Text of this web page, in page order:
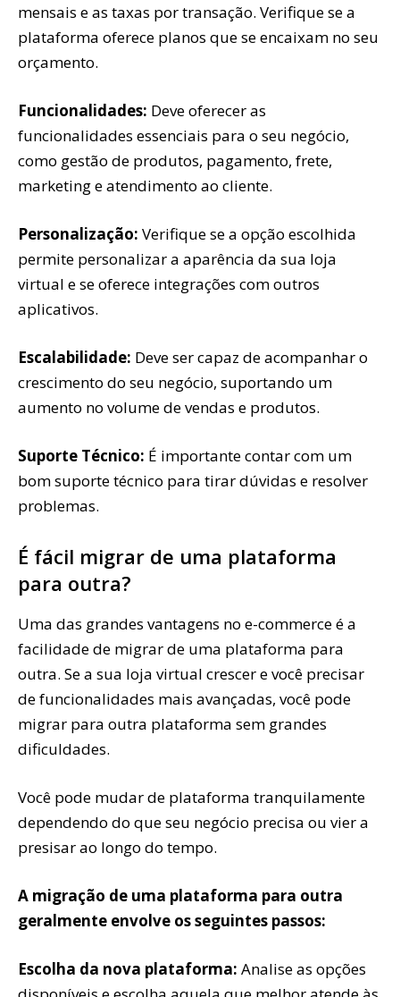
mensais e as taxas por transação. Verifique se a
plataforma oferece planos que se encaixam no seu
orçamento.
Funcionalidades: Deve oferecer as
funcionalidades essenciais para o seu negócio,
como gestão de produtos, pagamento, frete,
marketing e atendimento ao cliente.
Personalização: Verifique se a opção escolhida
permite personalizar a aparência da sua loja
virtual e se oferece integrações com outros
aplicativos.
Escalabilidade: Deve ser capaz de acompanhar o
crescimento do seu negócio, suportando um
aumento no volume de vendas e produtos.
Suporte Técnico: É importante contar com um
bom suporte técnico para tirar dúvidas e resolver
problemas.
É fácil migrar de uma plataforma
para outra?
Uma das grandes vantagens no e-commerce é a
facilidade de migrar de uma plataforma para
outra. Se a sua loja virtual crescer e você precisar
de funcionalidades mais avançadas, você pode
migrar para outra plataforma sem grandes
dificuldades.
Você pode mudar de plataforma tranquilamente
dependendo do que seu negócio precisa ou vier a
presisar ao longo do tempo.
A migração de uma plataforma para outra
geralmente envolve os seguintes passos:
Escolha da nova plataforma: Analise as opções